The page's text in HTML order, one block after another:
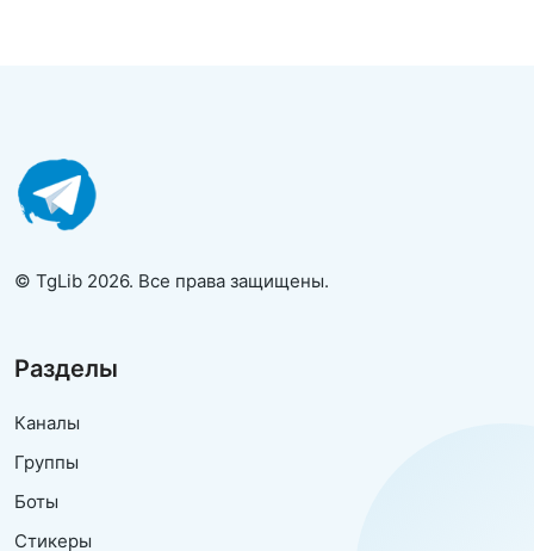
© TgLib 2026. Все права защищены.
Разделы
Каналы
Группы
Боты
Стикеры